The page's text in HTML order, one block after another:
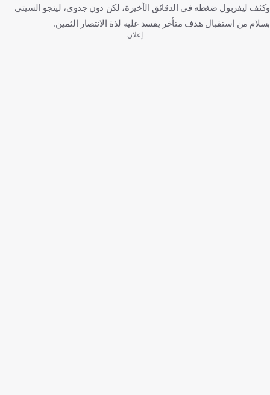
وكثف ليفربول ضغطه في الدقائق الأخيرة، لكن دون جدوى، لينجو السيتي
بسلام من استقبال هدف متأخر يفسد عليه لذة الانتصار الثمين.
إعلان